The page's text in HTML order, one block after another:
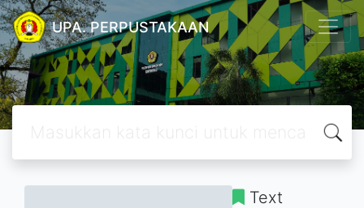
UPA. PERPUSTAKAAN
Text